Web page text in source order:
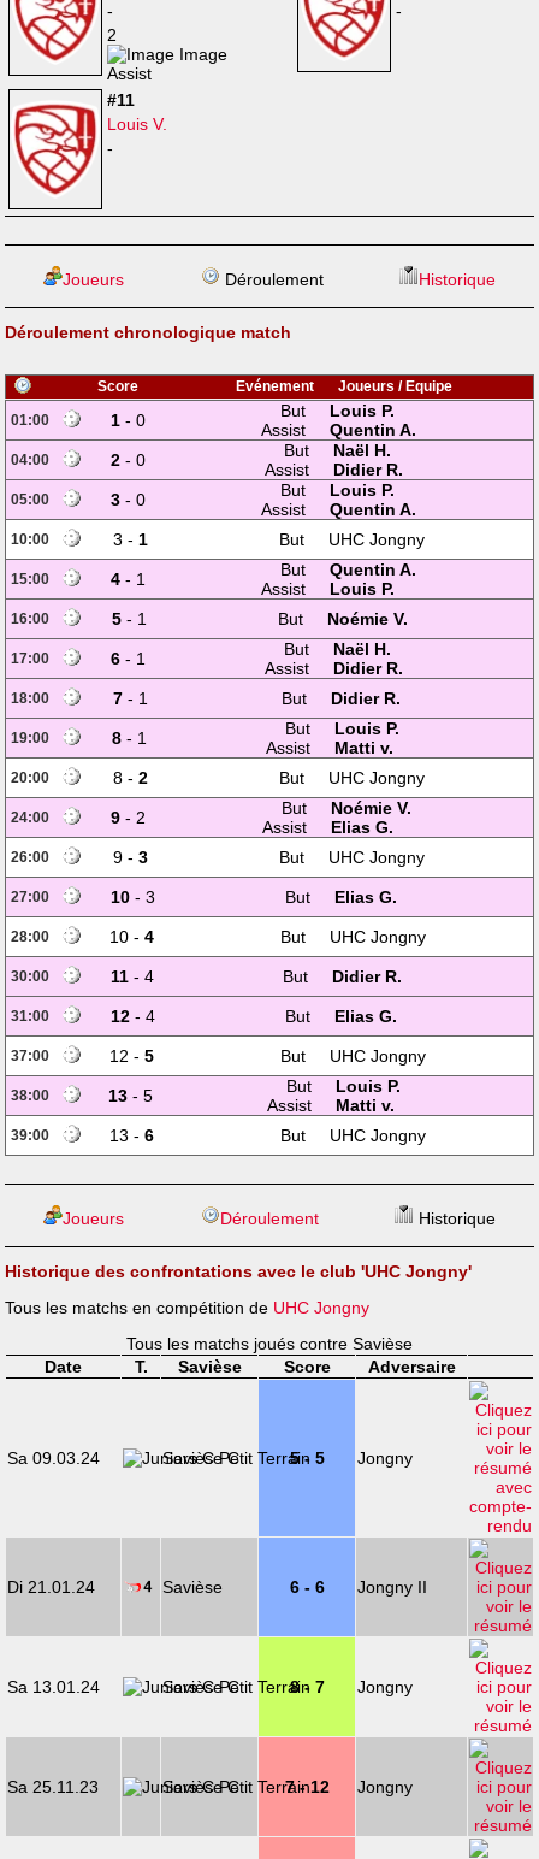
-
2
-
#11
Louis V.
-
Joueurs Déroulement Historique
Déroulement chronologique match
Score Evénement
Joueurs / Equipe
01:00
1- 0 But
Louis P.
Assist
Quentin A.
04:00 2 - 0 But
Naël H.
Assist
Didier R.
05:00 3- 0 But
Louis P.
Assist
Quentin A.
10:00 3 - 1 But UHC Jongny
15:00 4- 1 But
Quentin A.
Assist
Louis P.
16:00 5 - 1 But Noémie V.
17:00 6 - 1 But
Naël H.
Assist
Didier R.
18:00 7 - 1 But Didier R.
19:00 8 - 1 But
Louis P.
Assist
Matti v.
20:00 8 - 2 But UHC Jongny
24:00 9- 2 But
Noémie V.
Assist
Elias G.
26:00 9 - 3 But UHC Jongny
27:00 10- 3 But Elias G.
28:00 10 - 4 But UHC Jongny
30:00 11- 4 But Didier R.
31:00 12- 4 But Elias G.
37:00 12 - 5 But UHC Jongny
38:00 13- 5 But
Louis P.
Assist
Matti v.
39:00 13 - 6 But UHC Jongny
Joueurs Déroulement Historique
Historique des confrontations avec le club 'UHC Jongny'
Tous les matchs en compétition de UHC Jongny
Tous les matchs joués contre Savièse
Date
T. Savièse Score Adversaire
Sa 09.03.24 Savièse C 5 - 5 Jongny
Di 21.01.24 Savièse 6 - 6 Jongny II
Sa 13.01.24 Savièse C 8 - 7 Jongny
Sa 25.11.23 Savièse C 7 - 12 Jongny